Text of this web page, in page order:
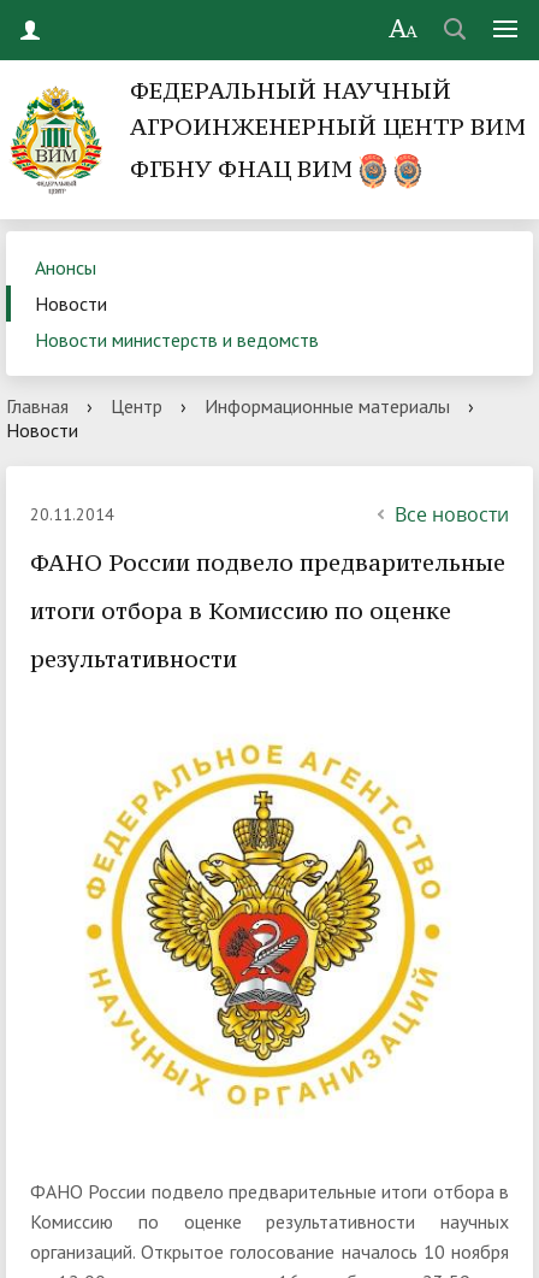
ФЕДЕРАЛЬНЫЙ НАУЧНЫЙ
АГРОИНЖЕНЕРНЫЙ ЦЕНТР ВИМ
ФГБНУ ФНАЦ ВИМ
Анонсы
Новости
Новости министерств и ведомств
Главная › Центр › Информационные материалы
›
Новости
20.11.2014 Все новости
ФАНО России подвело предварительные
итоги отбора в Комиссию по оценке
результативности
ФАНО России подвело предварительные итоги отбора в
Комиссию по оценке результативности научных
организаций. Открытое голосование началось 10 ноября